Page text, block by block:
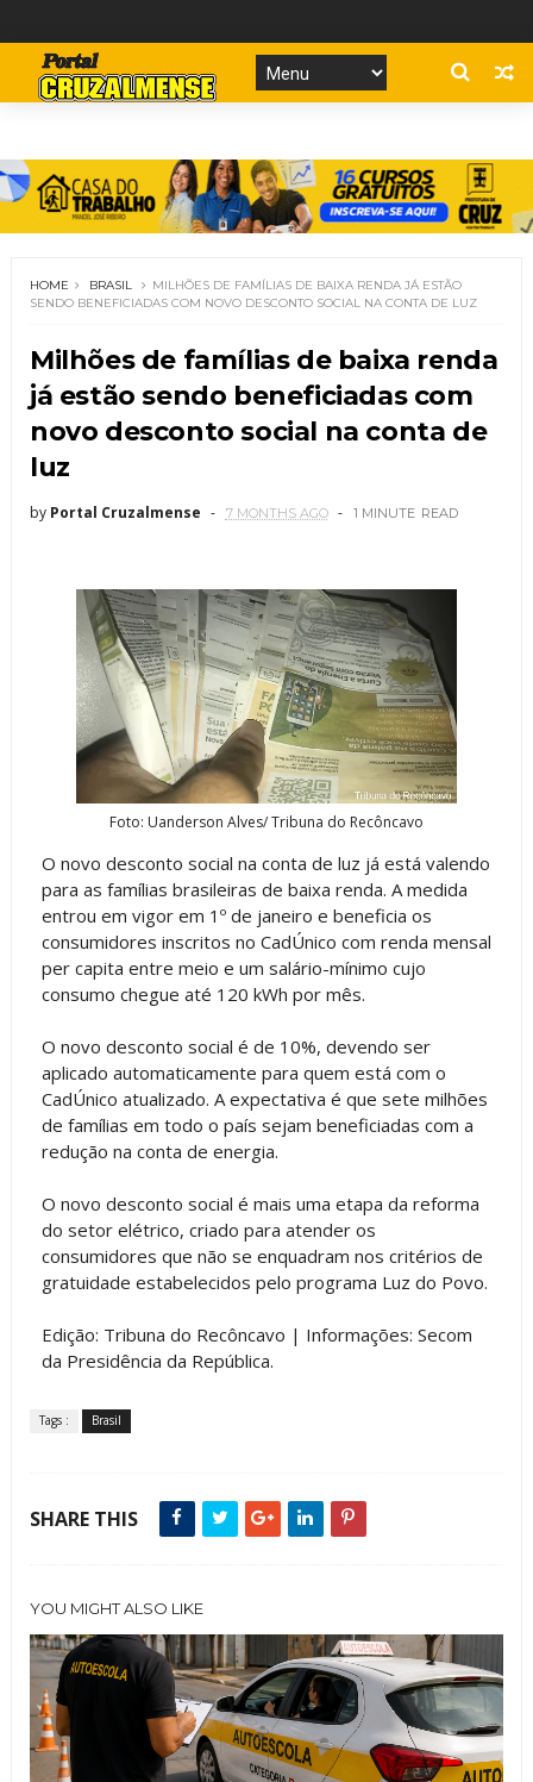
HOME BRASIL
MILHÕES DE FAMÍLIAS DE BAIXA RENDA JÁ ESTÃO
SENDO BENEFICIADAS COM NOVO DESCONTO SOCIAL NA CONTA DE LUZ
Milhões de famílias de baixa renda
já estão sendo beneficiadas com
novo desconto social na conta de
luz
by Portal Cruzalmense 7 MONTHS AGO 1 MINUTE READ
Foto: Uanderson Alves/ Tribuna do Recôncavo
O novo desconto social na conta de luz já está valendo
para as famílias brasileiras de baixa renda. A medida
entrou em vigor em 1º de janeiro e beneficia os
consumidores inscritos no CadÚnico com renda mensal
per capita entre meio e um salário-mínimo cujo
consumo chegue até 120 kWh por mês.
O novo desconto social é de 10%, devendo ser
aplicado automaticamente para quem está com o
CadÚnico atualizado. A expectativa é que sete milhões
de famílias em todo o país sejam beneficiadas com a
redução na conta de energia.
O novo desconto social é mais uma etapa da reforma
do setor elétrico, criado para atender os
consumidores que não se enquadram nos critérios de
gratuidade estabelecidos pelo programa Luz do Povo.
Edição: Tribuna do Recôncavo | Informações: Secom
da Presidência da República.
Tags : Brasil
SHARE THIS
YOU MIGHT ALSO LIKE